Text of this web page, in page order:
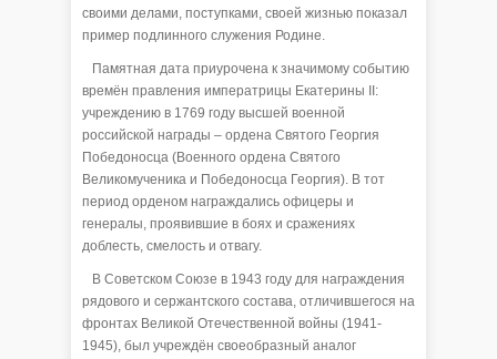
своими делами, поступками, своей жизнью показал
пример подлинного служения Родине.
Памятная дата приурочена к значимому событию
времён правления императрицы Екатерины II:
учреждению в 1769 году высшей военной
российской награды – ордена Святого Георгия
Победоносца (Военного ордена Святого
Великомученика и Победоносца Георгия). В тот
период орденом награждались офицеры и
генералы, проявившие в боях и сражениях
доблесть, смелость и отвагу.
В Советском Союзе в 1943 году для награждения
рядового и сержантского состава, отличившегося на
фронтах Великой Отечественной войны (1941-
1945), был учреждён своеобразный аналог